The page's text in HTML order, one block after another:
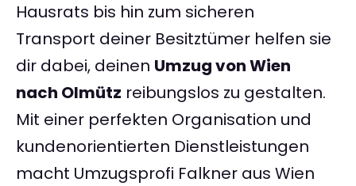
Hausrats bis hin zum sicheren
Transport deiner Besitztümer helfen sie
dir dabei, deinen Umzug von Wien
nach Olmütz reibungslos zu gestalten.
Mit einer perfekten Organisation und
kundenorientierten Dienstleistungen
macht Umzugsprofi Falkner aus Wien